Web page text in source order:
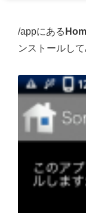
/appにある
ンストールして